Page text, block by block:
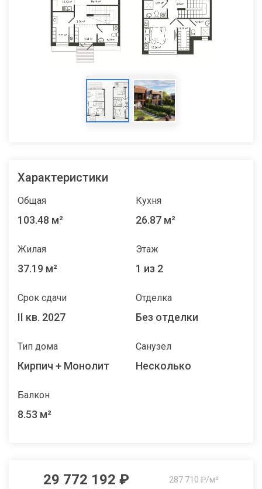
Характеристики
Общая
103.48 м²
Кухня
26.87 м²
Жилая
37.19 м²
Этаж
1 из 2
Срок сдачи
II кв. 2027
Отделка
Без отделки
Тип дома
Кирпич + Монолит
Санузел
Несколько
Балкон
8.53 м²
29 772 192 ₽ 287 710 ₽/м²